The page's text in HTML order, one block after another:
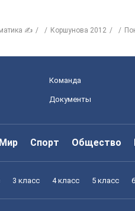
✍ Коршунова 2012
Команда
Документы
Мир Спорт Общество
3 класс 4 класс 5 класс